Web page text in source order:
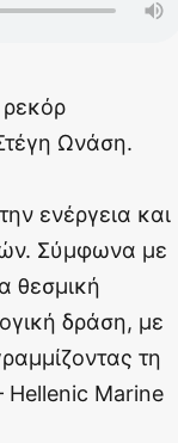
Ωνάση.
ενέργεια και
Σύμφωνα με
θεσμική
δράση, με
τη
Hellenic Marine